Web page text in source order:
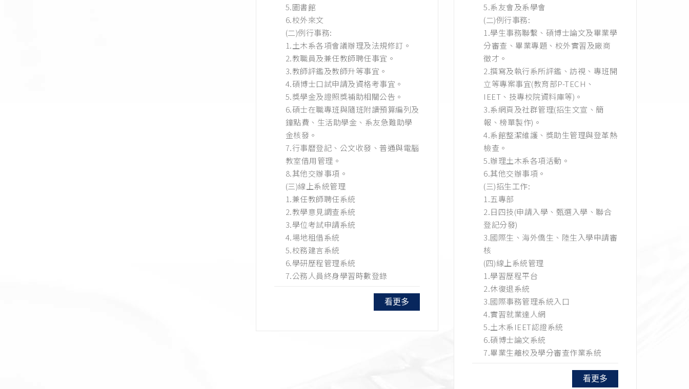
5.圖書館
6.校外來文
(二)例行事務:
1.土木系各項會議辦理及法規修訂。
2.教職員及兼任教師聘任事宜。
3.教師評鑑及教師升等事宜。
4.碩博士口試申請及資格考事宜。
5.獎學金及證照獎補助相關公告。
6.碩士在職專班與隨班附讀預算編列及
鐘點費、生活助學金、系友急難助學
金核發。
7.行事曆登記、公文收發、普通與電腦
教室借用管理。
8.其他交辦事項。
(三)線上系統管理
1.兼任教師聘任系統
2.教學意見調查系統
3.學位考試申請系統
4.場地租借系統
5.校務建言系統
6.學研歷程管理系統
7.公務人員終身學習時數登錄
看更多
5.系友會及系學會
(二)例行事務:
1.學生事務聯繫、碩博士論文及畢業學
分審查、畢業專題、校外實習及廠商
徵才。
2.撰寫及執行系所評鑑、訪視、專班開
立等專案事宜(教育部P-TECH、
IEET、技專校院資料庫等)。
3.系網頁及社群管理(招生文宣、簡
報、榜單製作)。
4.系館整潔維護、獎助生管理與登革熱
檢查。
5.辦理土木系各項活動。
6.其他交辦事項。
(三)招生工作:
1.五專部
2.日四技(申請入學、甄選入學、聯合
登記分發)
3.國際生、海外僑生、陸生入學申請審
核
(四)線上系統管理
1.學習歷程平台
2.休復退系統
3.國際事務管理系統入口
4.實習就業達人網
5.土木系IEET認證系統
6.碩博士論文系統
7.畢業生離校及學分審查作業系統
看更多